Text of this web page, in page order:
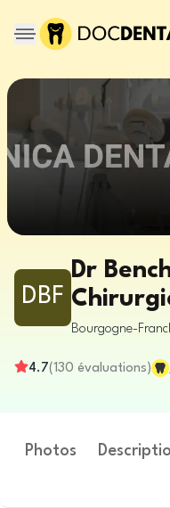
DBF
Dr
Bourgogne-
4.7(130 évaluations)
Photos